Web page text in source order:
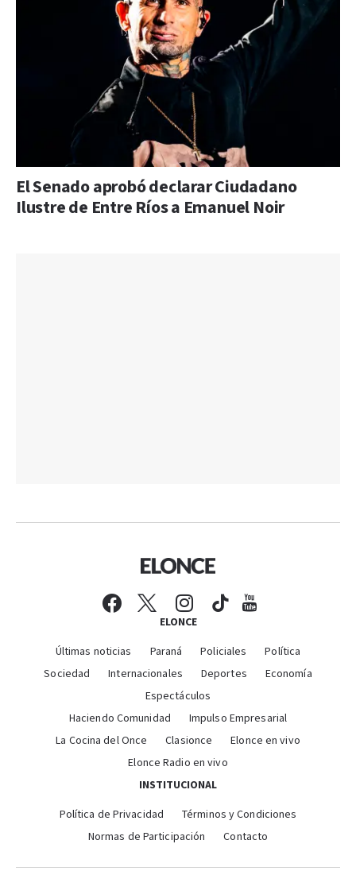
El Senado aprobó declarar Ciudadano
Ilustre de Entre Ríos a Emanuel Noir
ELONCE
Últimas noticias Paraná Policiales
Política
Sociedad
Internacionales Deportes
Economía
Espectáculos
Haciendo Comunidad
Impulso Empresarial
La Cocina del Once
Clasionce
Elonce en vivo
Elonce Radio en vivo
INSTITUCIONAL
Política de Privacidad
Términos y Condiciones
Normas de Participación
Contacto